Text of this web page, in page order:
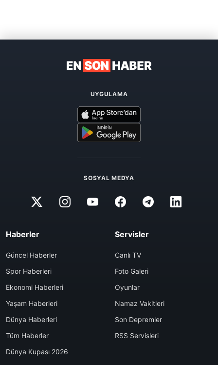
UYGULAMA
SOSYAL MEDYA
Haberler
Güncel Haberler
Spor Haberleri
Ekonomi Haberleri
Yaşam Haberleri
Dünya Haberleri
Tüm Haberler
Dünya Kupası 2026
Servisler
Canlı TV
Foto Galeri
Oyunlar
Namaz Vakitleri
Son Depremler
RSS Servisleri